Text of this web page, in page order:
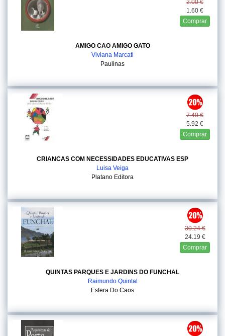
2.00 €
1.60 €
Comprar
AMIGO CAO AMIGO GATO
Viviana Marcati
Paulinas
7.40 €
5.92 €
Comprar
CRIANCAS COM NECESSIDADES EDUCATIVAS ESP
Luisa Veiga
Platano Editora
30.24 €
24.19 €
Comprar
QUINTAS PARQUES E JARDINS DO FUNCHAL
Raimundo Quintal
Esfera Do Caos